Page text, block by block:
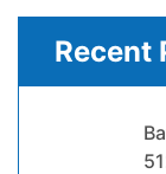
Recent